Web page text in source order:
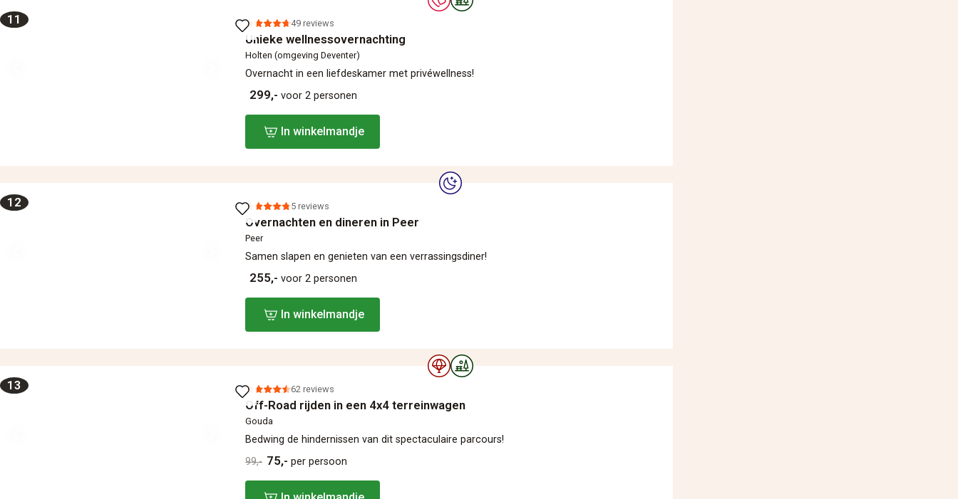
11 49 reviews
Unieke wellnessovernachting
Holten (omgeving Deventer)
Overnacht in een liefdeskamer met privéwellness!
299,- voor 2 personen
In winkelmandje
12 5 reviews
Overnachten en dineren in Peer
Peer
Samen slapen en genieten van een verrassingsdiner!
255,- voor 2 personen
In winkelmandje
13 62 reviews
Off-Road rijden in een 4x4 terreinwagen
Gouda
Bedwing de hindernissen van dit spectaculaire parcours!
99,- 75,- per persoon